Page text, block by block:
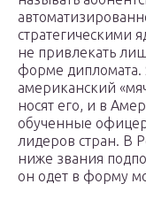
стратегическими
не привлекать
форме дипломата.
американский
носят его, и в
обученные
лидеров стран. В
ниже звания
он одет в форму